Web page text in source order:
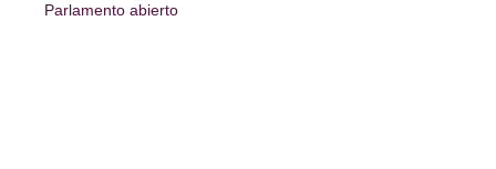
Parlamento abierto